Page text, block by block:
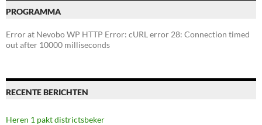
PROGRAMMA
Error at Nevobo WP HTTP Error: cURL error 28: Connection timed
out after 10000 milliseconds
RECENTE BERICHTEN
Heren 1 pakt districtsbeker